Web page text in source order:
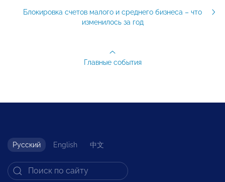
Блокировка счетов малого и среднего бизнеса – что
изменилось за год
Главные события
Русский English 中文